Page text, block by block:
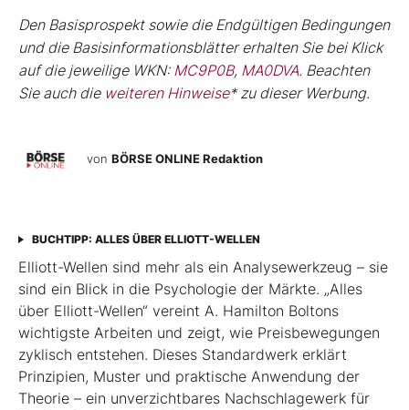
Den Basisprospekt sowie die Endgültigen Bedingungen
und die Basisinformationsblätter erhalten Sie bei Klick
auf die jeweilige WKN: MC9P0B, MA0DVA. Beachten
Sie auch die weiteren Hinweise* zu dieser Werbung.
von BÖRSE ONLINE Redaktion
BUCHTIPP: ALLES ÜBER ELLIOTT-WELLEN
Elliott-Wellen sind mehr als ein Analysewerkzeug – sie
sind ein Blick in die Psychologie der Märkte. „Alles
über Elliott-Wellen“ vereint A. Hamilton Boltons
wichtigste Arbeiten und zeigt, wie Preisbewegungen
zyklisch entstehen. Dieses Standardwerk erklärt
Prinzipien, Muster und praktische Anwendung der
Theorie – ein unverzichtbares Nachschlagewerk für